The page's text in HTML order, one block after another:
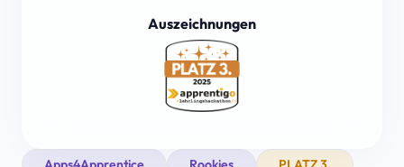
Auszeichnungen